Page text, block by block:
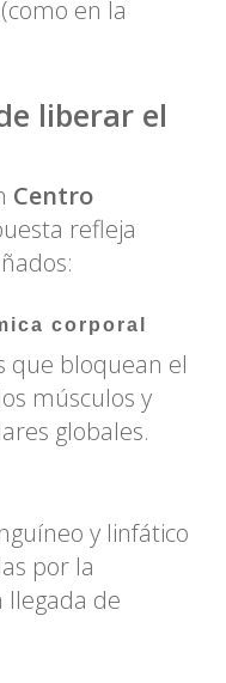
en la
liberar el
Centro
refleja
corporal
que bloquean el
músculos y
globales.
y linfático
por la
llegada de